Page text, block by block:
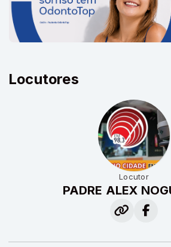
Locutores
Locutor
PADRE ALEX